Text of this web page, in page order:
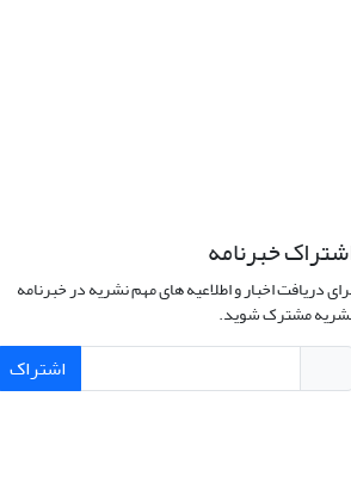
خبرنامه
دریافت اخبار و اطلاعیه های مهم نشریه در خبرنامه
مشترک شوید.
اشتراک